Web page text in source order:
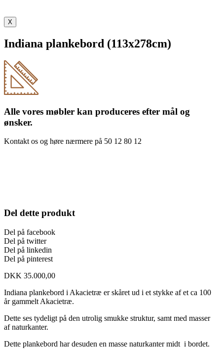
X
Indiana plankebord (113x278cm)
Alle vores møbler kan produceres efter mål og
ønsker.
Kontakt os og høre nærmere på 50 12 80 12
Del dette produkt
Del på facebook
Del på twitter
Del på linkedin
Del på pinterest
DKK 35.000,00
Indiana plankebord i Akacietræ er skåret ud i et stykke af et ca 100
år gammelt Akacietræ.
Dette ses tydeligt på den utrolig smukke struktur, samt med masser
af naturkanter.
Dette plankebord har desuden en masse naturkanter midt i bordet.